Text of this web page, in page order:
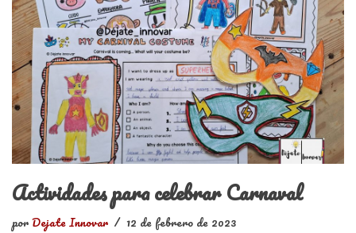
Actividades para celebrar Carnaval
porDejate Innovar 12 de febrero de 2023